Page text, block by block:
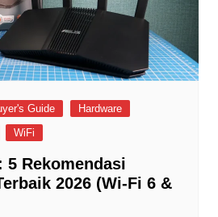
Guide
Hardware
WiFi
5 Rekomendasi
2026 (Wi-Fi 6 &